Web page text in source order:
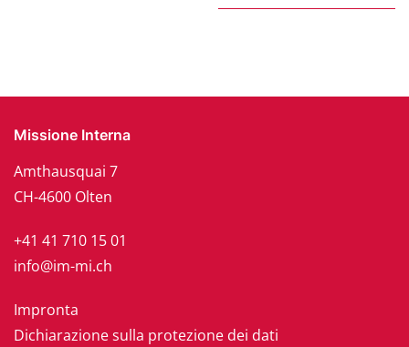
Missione Interna
Amthausquai 7
CH-4600 Olten
+41 41 710 15 01
info@im-mi.ch
Impronta
Dichiarazione sulla protezione dei dati